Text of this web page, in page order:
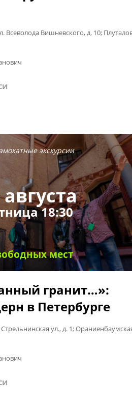
Всеволода Вишневского, д. 10;
экскурсии
18:30
мест
гранит…»:
в Петербурге
ул., д. 1;